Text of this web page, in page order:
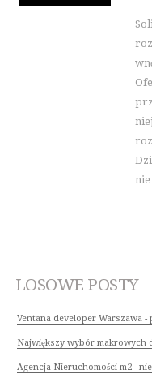
LOSOWE POSTY
Ventana developer Warszawa
Największy wybór makrowych
Agencja Nieruchomości m2 -